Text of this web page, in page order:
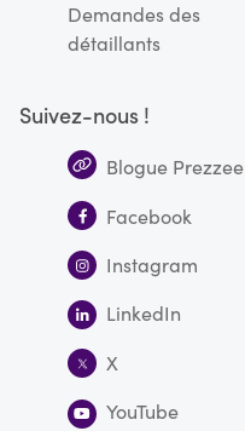
Demandes des
détaillants
Suivez-nous !
Blogue Prezzee
Facebook
Instagram
LinkedIn
X
YouTube